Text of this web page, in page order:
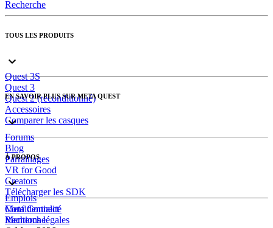
Recherche
TOUS LES PRODUITS
Quest 3S
Quest 3
Quest 2 (reconditionné)
Accessoires
Comparer les casques
EN SAVOIR PLUS SUR META QUEST
Forums
Blog
Parrainages
VR for Good
Creators
Télécharger les SDK
À PROPOS
Emplois
Meta Connect
Recherche
Confidentialité
Mentions légales